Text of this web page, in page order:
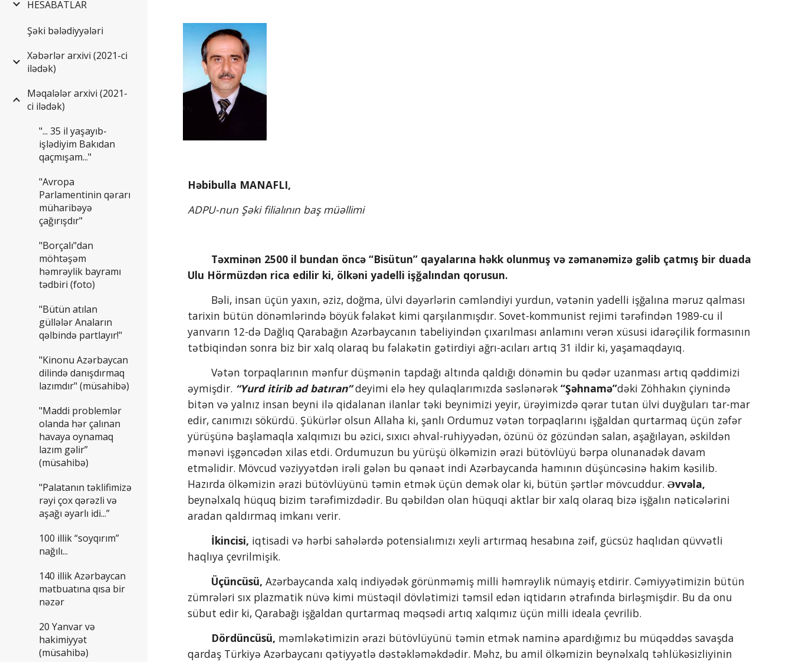
HESABATLAR
Şəki bələdiyyələri
Xəbərlər arxivi (2021-ci
ilədək)
Məqalələr arxivi (2021-
ci ilədək)
"... 35 il yaşayıb-
işlədiyim Bakıdan
qaçmışam..."
"Avropa
Parlamentinin qərarı
müharibəyə
çağırışdır"
"Borçalı"dan
möhtəşəm
həmrəylik bayramı
tədbiri (foto)
"Bütün atılan
güllələr Anaların
qəlbində partlayır!"
"Kinonu Azərbaycan
dilində danışdırmaq
lazımdır" (müsahibə)
"Maddi problemlər
olanda hər çalınan
havaya oynamaq
lazım gəlir”
(müsahibə)
"Palatanın təklifimizə
rəyi çox qərəzli və
aşağı əyarlı idi...”
100 illik “soyqırım”
nağılı...
140 illik Azərbaycan
mətbuatına qısa bir
nəzər
20 Yanvar və
hakimiyyət
(müsahibə)
Həbibulla MANAFLI,
ADPU-nun Şəki filialının baş müəllimi
Ulu Hörmüzdən rica edilir ki, ölkəni yadelli işğalından qorusun.
tarixin bütün dönəmlərində böyük fəlakət kimi qarşılanmışdır. Sovet-kommunist rejimi tərəfindən 1989-cu il
yanvarın 12-də Dağlıq Qarabağın Azərbaycanın tabeliyindən çıxarılması anlamını verən xüsusi idarəçilik formasının
tətbiqindən sonra biz bir xalq olaraq bu fəlakətin gətirdiyi ağrı-acıları artıq 31 ildir ki, yaşamaqdayıq.
        Vətən torpaqlarının mənfur düşmənin tapdağı altında qaldığı dönəmin bu qədər uzanması artıq qəddimizi
əymişdir. “Yurd itirib ad batıran” deyimi elə hey qulaqlarımızda səslənərək “Şəhnamə”dəki Zöhhakın çiynində
bitən və yalnız insan beyni ilə qidalanan ilanlar təki beynimizi yeyir, ürəyimizdə qərar tutan ülvi duyğuları tar-mar
edir, canımızı sökürdü. Şükürlər olsun Allaha ki, şanlı Ordumuz vətən torpaqlarını işğaldan qurtarmaq üçün zəfər
yürüşünə başlamaqla xalqımızı bu əzici, sıxıcı əhval-ruhiyyədən, özünü öz gözündən salan, aşağılayan, əskildən
mənəvi işgəncədən xilas etdi. Ordumuzun bu yürüşü ölkəmizin ərazi bütövlüyü bərpa olunanadək davam
etməlidir. Mövcud vəziyyətdən irəli gələn bu qənaət indi Azərbaycanda hamının düşüncəsinə hakim kəsilib.
Hazırda ölkəmizin ərazi bütövlüyünü təmin etmək üçün demək olar ki, bütün şərtlər mövcuddur.
beynəlxalq hüquq bizim tərəfimizdədir. Bu qəbildən olan hüquqi aktlar bir xalq olaraq bizə işğalın nəticələrini
aradan qaldırmaq imkanı verir.
İkincisi, iqtisadi və hərbi sahələrdə potensialımızı xeyli artırmaq hesabına zəif, gücsüz haqlıdan qüvvətli
haqlıya çevrilmişik.
Üçüncüsü, Azərbaycanda xalq indiyədək görünməmiş milli həmrəylik nümayiş etdirir. Cəmiyyətimizin bütün
zümrələri sıx plazmatik nüvə kimi müstəqil dövlətimizi təmsil edən iqtidarın ətrafında birləşmişdir. Bu da onu
sübut edir ki, Qarabağı işğaldan qurtarmaq məqsədi artıq xalqımız üçün milli ideala çevrilib.
Dördüncüsü, məmləkətimizin ərazi bütövlüyünü təmin etmək naminə apardığımız bu müqəddəs savaşda
qardaş Türkiyə Azərbaycanı qətiyyətlə dəstəkləməkdədir. Məhz, bu amil ölkəmizin beynəlxalq təhlükəsizliyinin